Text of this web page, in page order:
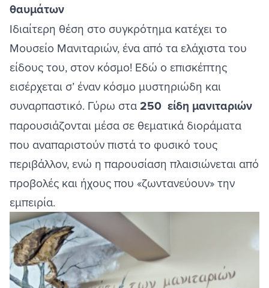
θαυμάτων
Ιδιαίτερη θέση στο συγκρότημα κατέχει το
Μουσείο Μανιταριών, ένα από τα ελάχιστα του
είδους του, στον κόσμο! Εδώ ο επισκέπτης
εισέρχεται σ’ έναν κόσμο μυστηριώδη και
συναρπαστικό. Γύρω στα250 είδη μανιταριών
παρουσιάζονται μέσα σε θεματικά διοράματα
που αναπαριστούν πιστά το φυσικό τους
περιβάλλον, ενώ η παρουσίαση πλαισιώνεται από
προβολές και ήχους που «ζωντανεύουν» την
εμπειρία.
Image